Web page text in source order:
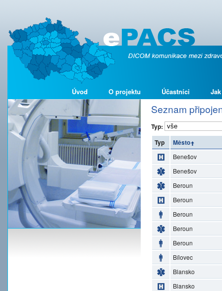
Úvod O projektu Účastníci
Seznam
Typ:
Typ
Město
Benešov
Benešov
Beroun
Beroun
Beroun
Beroun
Beroun
Bílovec
Blansko
Blansko